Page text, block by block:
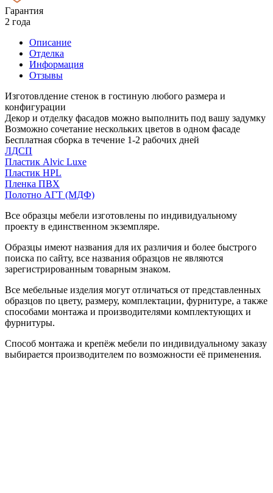
Гарантия
2 года
Описание
Отделка
Информация
Отзывы
Изготовлдение стенок в гостиную любого размера и
конфигурации
Декор и отделку фасадов можно выполнить под вашу задумку
Возможно сочетание нескольких цветов в одном фасаде
Бесплатная сборка в течение 1-2 рабочих дней
ЛДСП
Пластик Alvic Luxe
Пластик HPL
Пленка ПВХ
Полотно АГТ (МДФ)
Все образцы мебели изготовлены по индивидуальному
проекту в единственном экземпляре.
Образцы имеют названия для их различия и более быстрого
поиска по сайту, все названия образцов не являются
зарегистрированным товарным знаком.
Все мебельные изделия могут отличаться от представленных
образцов по цвету, размеру, комплектации, фурнитуре, а также
способами монтажа и производителями комплектующих и
фурнитуры.
Способ монтажа и крепёж мебели по индивидуальному заказу
выбирается производителем по возможности её применения.